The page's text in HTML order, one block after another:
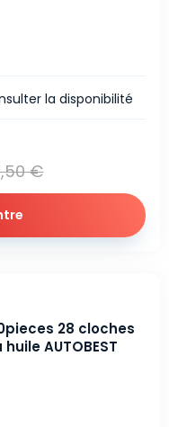
€
la disponibilité
28 cloches
AUTOBEST